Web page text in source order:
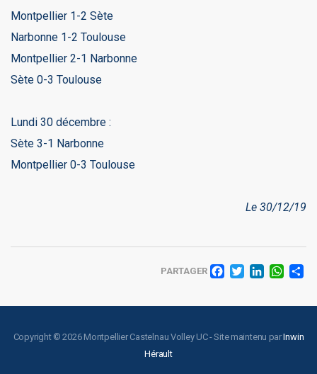
Montpellier 1-2 Sète
Narbonne 1-2 Toulouse
Montpellier 2-1 Narbonne
Sète 0-3 Toulouse
Lundi 30 décembre :
Sète 3-1 Narbonne
Montpellier 0-3 Toulouse
Le 30/12/19
PARTAGER
Copyright © 2026 Montpellier Castelnau Volley UC - Site maintenu parInwin
Hérault